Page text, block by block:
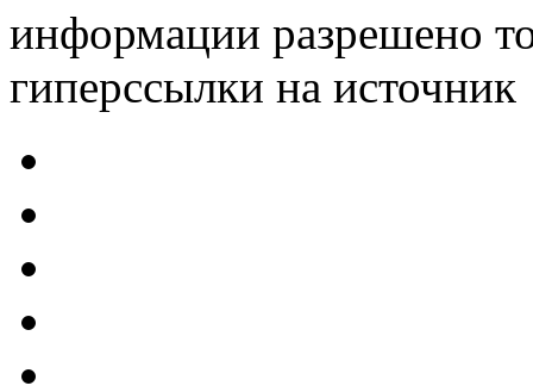
информации разрешено
гиперссылки на источник